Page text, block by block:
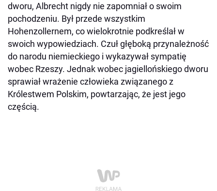
dworu, Albrecht nigdy nie zapomniał o swoim
pochodzeniu. Był przede wszystkim
Hohenzollernem, co wielokrotnie podkreślał w
swoich wypowiedziach. Czuł głęboką przynależność
do narodu niemieckiego i wykazywał sympatię
wobec Rzeszy. Jednak wobec jagiellońskiego dworu
sprawiał wrażenie człowieka związanego z
Królestwem Polskim, powtarzając, że jest jego
częścią.